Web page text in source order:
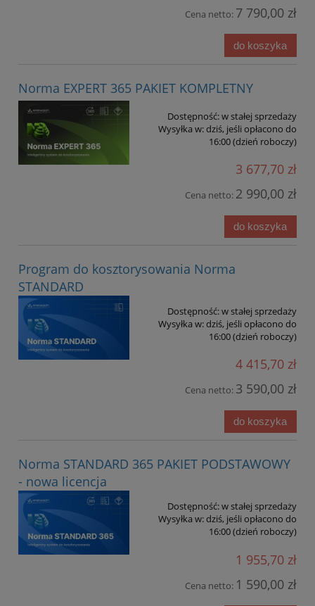
Cena netto: 7 790,00 zł
do koszyka
Norma EXPERT 365 PAKIET KOMPLETNY
Dostępność:w stałej sprzedaży
Wysyłka w:dziś, jeśli opłacono do
16:00 (dzień roboczy)
3 677,70 zł
Cena netto: 2 990,00 zł
do koszyka
Program do kosztorysowania Norma
STANDARD
Dostępność:w stałej sprzedaży
Wysyłka w:dziś, jeśli opłacono do
16:00 (dzień roboczy)
4 415,70 zł
Cena netto: 3 590,00 zł
do koszyka
Norma STANDARD 365 PAKIET PODSTAWOWY
- nowa licencja
Dostępność:w stałej sprzedaży
Wysyłka w:dziś, jeśli opłacono do
16:00 (dzień roboczy)
1 955,70 zł
Cena netto: 1 590,00 zł